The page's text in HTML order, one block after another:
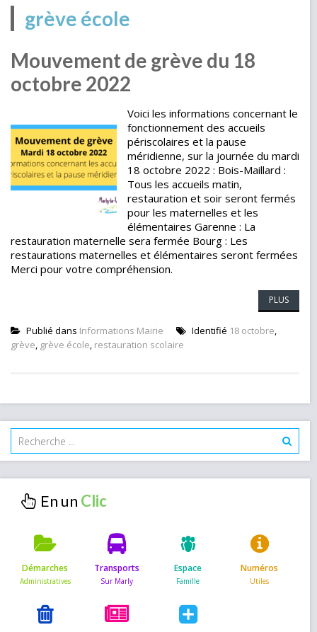
grève école
Mouvement de grève du 18
octobre 2022
Voici les informations concernant le
fonctionnement des accueils
périscolaires et la pause
méridienne, sur la journée du mardi
18 octobre 2022 : Bois-Maillard :
Tous les accueils matin,
restauration et soir seront fermés
pour les maternelles et les
élémentaires Garenne : La
restauration maternelle sera fermée Bourg : Les
restaurations maternelles et élémentaires seront fermées
Merci pour votre compréhension.
PLUS
Publié dans Informations Mairie Identifié 18 octobre,
grève, grève école, restauration scolaire
En un
Démarches Transports Espace Numéros